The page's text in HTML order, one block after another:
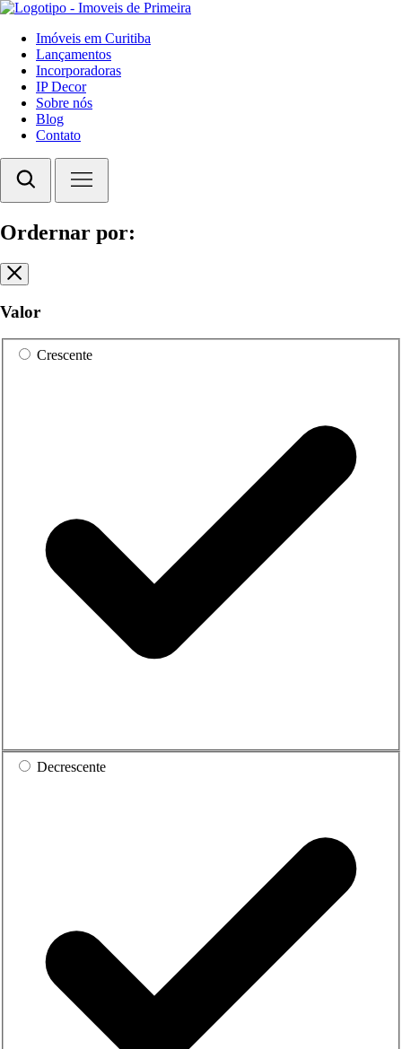
Imóveis em Curitiba
Lançamentos
Incorporadoras
IP Decor
Sobre nós
Blog
Contato
Ordernar por:
Valor
Crescente
Decrescente